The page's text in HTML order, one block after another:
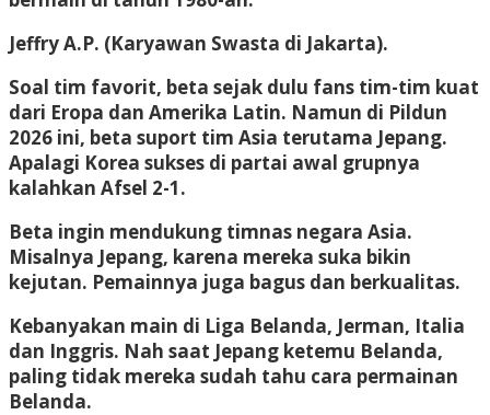
Jeffry A.P. (Karyawan Swasta di Jakarta).
Soal tim favorit, beta sejak dulu fans tim-tim kuat
dari Eropa dan Amerika Latin. Namun di Pildun
2026 ini, beta suport tim Asia terutama Jepang.
Apalagi Korea sukses di partai awal grupnya
kalahkan Afsel 2-1.
Beta ingin mendukung timnas negara Asia.
Misalnya Jepang, karena mereka suka bikin
kejutan. Pemainnya juga bagus dan berkualitas.
Kebanyakan main di Liga Belanda, Jerman, Italia
dan Inggris. Nah saat Jepang ketemu Belanda,
paling tidak mereka sudah tahu cara permainan
Belanda.